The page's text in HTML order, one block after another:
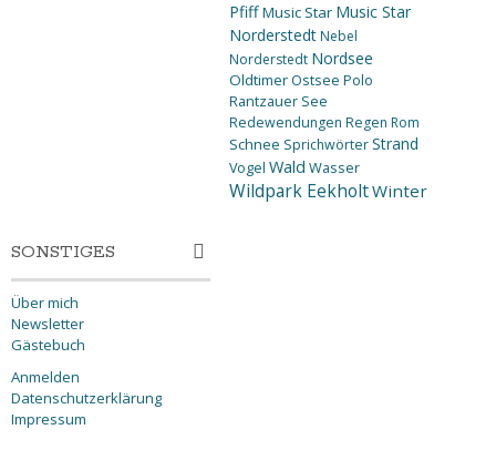
PfiffMusic Star Music Star
Norderstedt Nebel
Norderstedt Nordsee
OldtimerOstsee Polo
Rantzauer See
Redewendungen Regen Rom
Schnee SprichwörterStrand
Vogel Wald Wasser
Wildpark EekholtWinter
SONSTIGES
Über mich
Newsletter
Gästebuch
Anmelden
Datenschutzerklärung
Impressum